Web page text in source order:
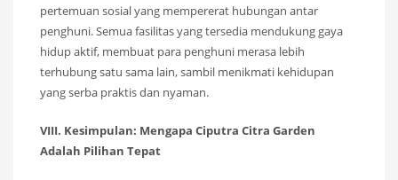
pertemuan sosial yang mempererat hubungan antar
penghuni. Semua fasilitas yang tersedia mendukung gaya
hidup aktif, membuat para penghuni merasa lebih
terhubung satu sama lain, sambil menikmati kehidupan
yang serba praktis dan nyaman.
VIII. Kesimpulan: Mengapa Ciputra Citra Garden
Adalah Pilihan Tepat